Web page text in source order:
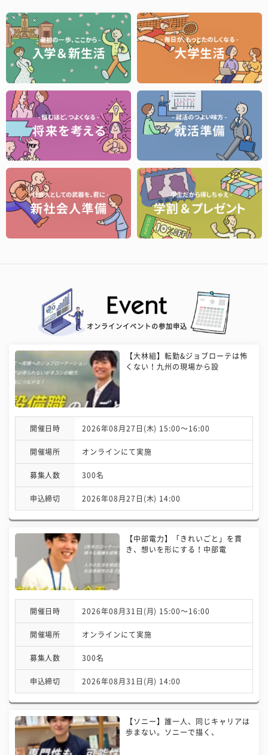
オンラインイベントの参加申込
【大林組】転勤&ジョブローテは怖
くない！九州の現場から設
開催日時 2026年08月27日(木) 15:00〜16:00
開催場所 オンラインにて実施
募集人数 300名
申込締切 2026年08月27日(木) 14:00
【中部電力】「きれいごと」を貫
き、想いを形にする！中部電
開催日時 2026年08月31日(月) 15:00〜16:00
開催場所 オンラインにて実施
募集人数 300名
申込締切 2026年08月31日(月) 14:00
【ソニー】誰一人、同じキャリアは
歩まない。ソニーで描く、